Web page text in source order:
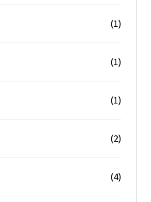
(1)
(1)
(1)
(2)
(4)